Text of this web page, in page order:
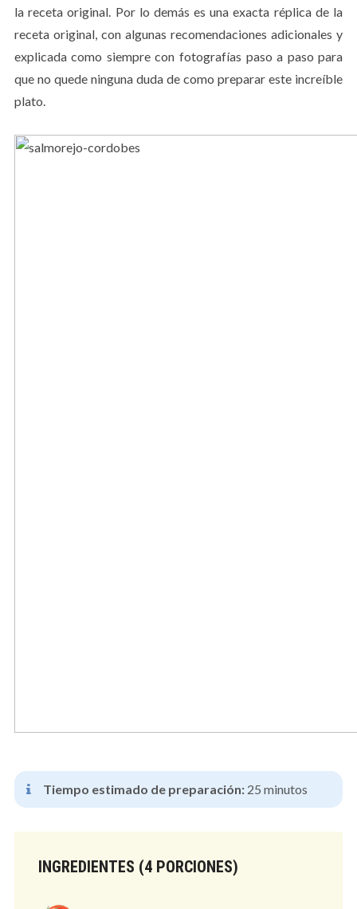
la receta original. Por lo demás es una exacta réplica de la
receta original, con algunas recomendaciones adicionales y
explicada como siempre con fotografías paso a paso para
que no quede ninguna duda de como preparar este increíble
plato.
Tiempo estimado de preparación:25 minutos
INGREDIENTES (4 PORCIONES)